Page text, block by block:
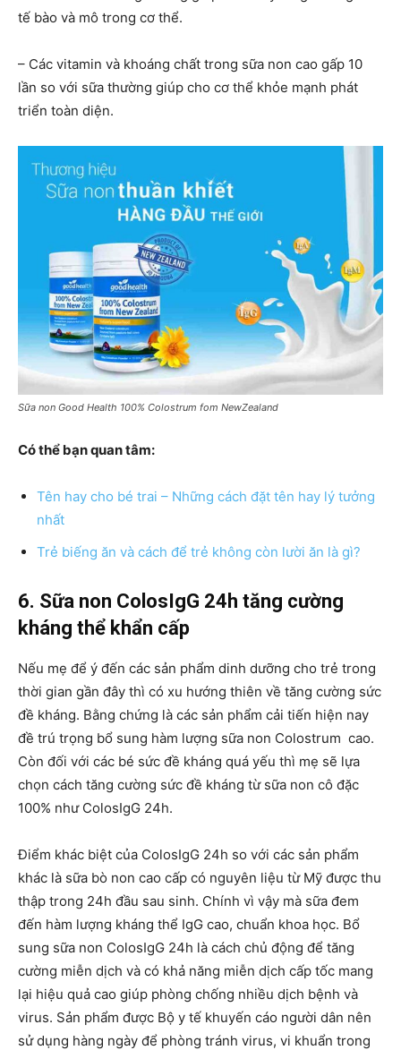
tế bào và mô trong cơ thể.
– Các vitamin và khoáng chất trong sữa non cao gấp 10
lần so với sữa thường giúp cho cơ thể khỏe mạnh phát
triển toàn diện.
Sữa non Good Health 100% Colostrum fom NewZealand
Có thể bạn quan tâm:
Tên hay cho bé trai – Những cách đặt tên hay lý tưởng
nhất
Trẻ biếng ăn và cách để trẻ không còn lười ăn là gì?
6. Sữa non ColosIgG 24h tăng cường
kháng thể khẩn cấp
Nếu mẹ để ý đến các sản phẩm dinh dưỡng cho trẻ trong
thời gian gần đây thì có xu hướng thiên về tăng cường sức
đề kháng. Bằng chứng là các sản phẩm cải tiến hiện nay
đề trú trọng bổ sung hàm lượng sữa non Colostrum cao.
Còn đối với các bé sức đề kháng quá yếu thì mẹ sẽ lựa
chọn cách tăng cường sức đề kháng từ sữa non cô đặc
100% như ColosIgG 24h.
Điểm khác biệt của ColosIgG 24h so với các sản phẩm
khác là sữa bò non cao cấp có nguyên liệu từ Mỹ được thu
thập trong 24h đầu sau sinh. Chính vì vậy mà sữa đem
đến hàm lượng kháng thể IgG cao, chuẩn khoa học. Bổ
sung sữa non ColosIgG 24h là cách chủ động để tăng
cường miễn dịch và có khả năng miễn dịch cấp tốc mang
lại hiệu quả cao giúp phòng chống nhiều dịch bệnh và
virus. Sản phẩm được Bộ y tế khuyến cáo người dân nên
sử dụng hàng ngày để phòng tránh virus, vi khuẩn trong